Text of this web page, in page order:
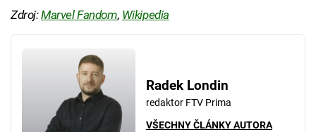
Zdroj:Marvel Fandom, Wikipedia
Radek Londin
redaktor FTV Prima
VŠECHNY ČLÁNKY AUTORA